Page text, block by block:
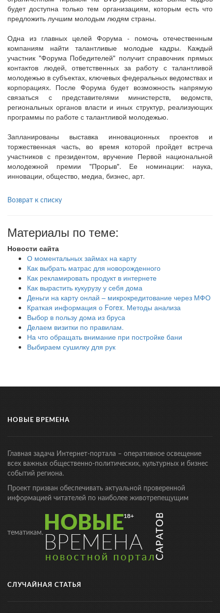
будет доступна только тем организациям, которым есть что
предложить лучшим молодым людям страны.
Одна из главных целей Форума - помочь отечественным
компаниям найти талантливые молодые кадры. Каждый
участник "Форума Победителей" получит справочник прямых
контактов людей, ответственных за работу с талантливой
молодежью в субъектах, ключевых федеральных ведомствах и
корпорациях. После Форума будет возможность напрямую
связаться с представителями министерств, ведомств,
региональных органов власти и иных структур, реализующих
программы по работе с талантливой молодежью.
Запланированы выставка инновационных проектов и
торжественная часть, во время которой пройдет встреча
участников с президентом, вручение Первой национальной
молодежной премии "Прорыв". Ее номинации: наука,
инновации, общество, медиа, бизнес, арт.
Возврат к списку
Материалы по теме:
Новости сайта
О моментальных займах на карту
Как выбрать матрас для новорожденного
Как рекламировать продукт в интернете
Как вырастить кукурузу у себя дома
Деньги на карту онлай – микрокредитование через МФО
Краткая информация о Forex. Методы анализа
Выбор в пользу дома из бруса
Делаем визитки по правилам.
На что обращать внимание при постройке бани
Выбираем сушилку для рук
НОВЫЕ ВРЕМЕНА
Главная задача Интернет-портала – оперативное освещение
всех важных общественно-политических, культурных и бизнес
событий региона.
Проект призван обеспечивать актуальной проверенной
информацией читателей по наиболее животрепещущим
тематикам.
СЛУЧАЙНАЯ СТАТЬЯ